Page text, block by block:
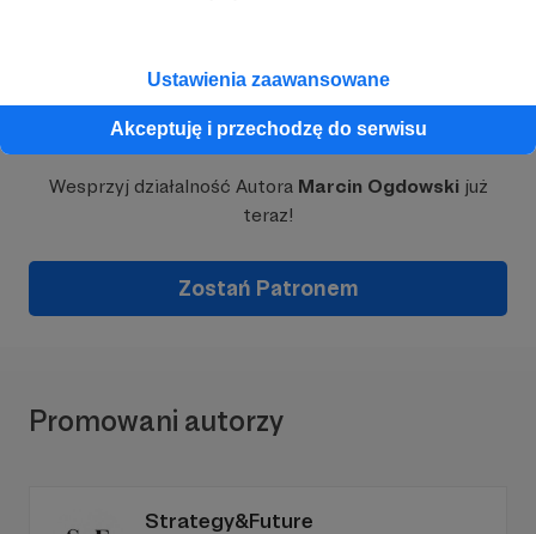
Ustawienia zaawansowane
Akceptuję i przechodzę do serwisu
Dołącz do grona Patronów!
Wesprzyj działalność Autora Marcin Ogdowski już
teraz!
Zostań Patronem
Promowani autorzy
Strategy&Future